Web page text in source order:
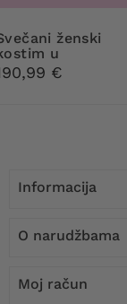
u
boji
€
Informacija
O narudžbama
Moj račun